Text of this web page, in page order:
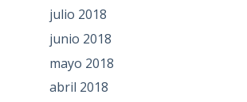
julio 2018
junio 2018
mayo 2018
abril 2018